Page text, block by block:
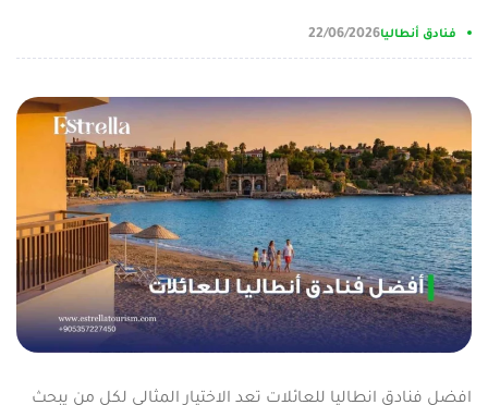
فنادق أنطاليا22/06/2026
افضل فنادق انطاليا للعائلات تعد الاختيار المثالي لكل من يبحث